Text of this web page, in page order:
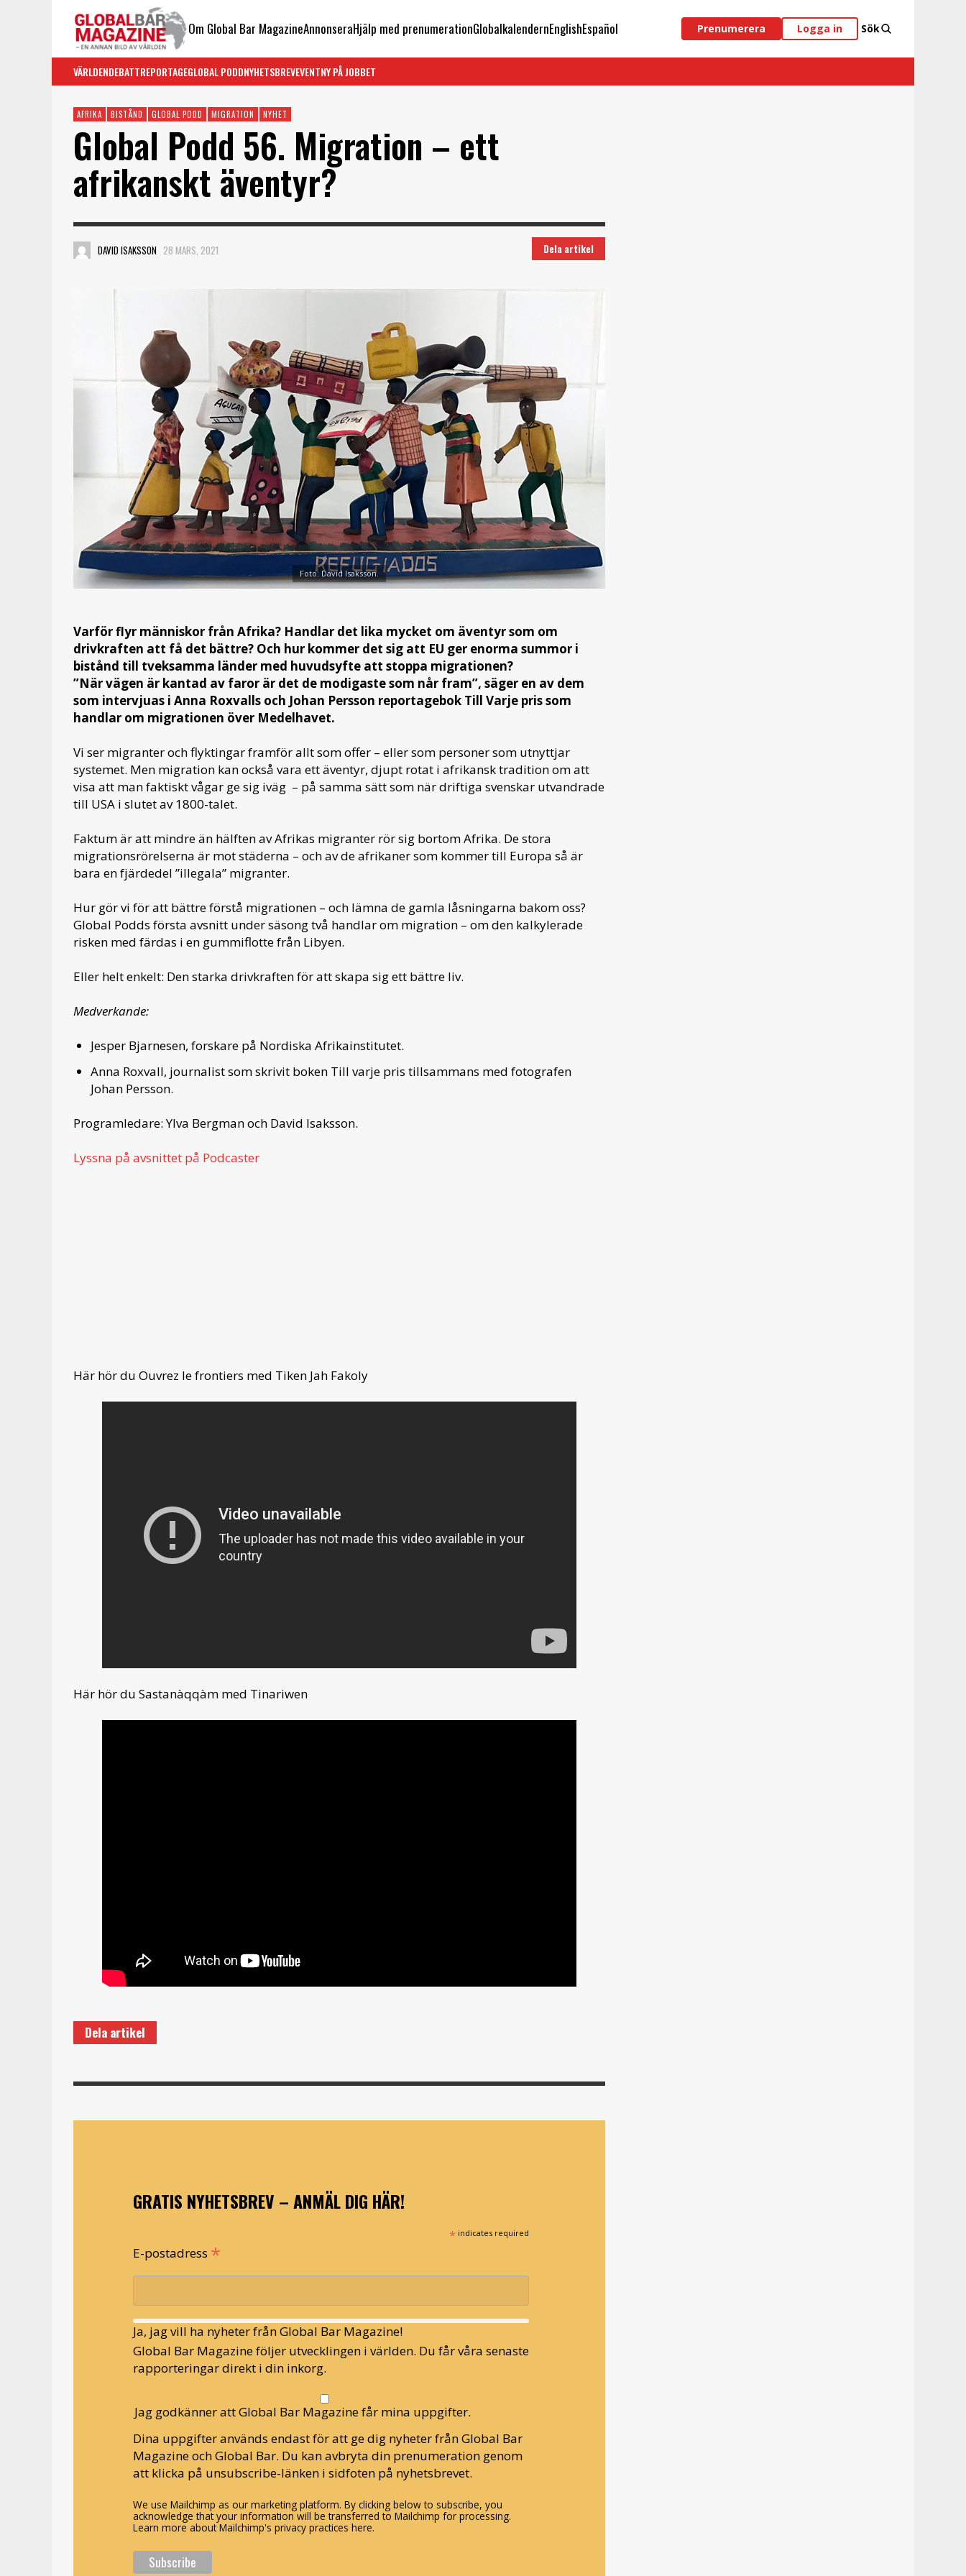
Om Global Bar MagazineAnnonseraHjälp med prenumerationGlobalkalendernEnglishEspañol Prenumerera Logga in Sök
VÄRLDENDEBATTREPORTAGEGLOBAL PODDNYHETSBREVEVENTNY PÅ JOBBET
AFRIKA BISTÅND GLOBAL PODD MIGRATION NYHET
Global Podd 56. Migration – ett
afrikanskt äventyr?
DAVID ISAKSSON 28 MARS, 2021 Dela artikel
Foto: David Isaksson.
Varför flyr människor från Afrika? Handlar det lika mycket om äventyr som om
drivkraften att få det bättre? Och hur kommer det sig att EU ger enorma summor i
bistånd till tveksamma länder med huvudsyfte att stoppa migrationen?
”När vägen är kantad av faror är det de modigaste som når fram”, säger en av dem
som intervjuas i Anna Roxvalls och Johan Persson reportagebok Till Varje pris som
handlar om migrationen över Medelhavet.
Vi ser migranter och flyktingar framför allt som offer – eller som personer som utnyttjar
systemet. Men migration kan också vara ett äventyr, djupt rotat i afrikansk tradition om att
visa att man faktiskt vågar ge sig iväg – på samma sätt som när driftiga svenskar utvandrade
till USA i slutet av 1800-talet.
Faktum är att mindre än hälften av Afrikas migranter rör sig bortom Afrika. De stora
migrationsrörelserna är mot städerna – och av de afrikaner som kommer till Europa så är
bara en fjärdedel ”illegala” migranter.
Hur gör vi för att bättre förstå migrationen – och lämna de gamla låsningarna bakom oss?
Global Podds första avsnitt under säsong två handlar om migration – om den kalkylerade
risken med färdas i en gummiflotte från Libyen.
Eller helt enkelt: Den starka drivkraften för att skapa sig ett bättre liv.
Medverkande:
Jesper Bjarnesen, forskare på Nordiska Afrikainstitutet.
Anna Roxvall, journalist som skrivit boken Till varje pris tillsammans med fotografen
Johan Persson.
Programledare: Ylva Bergman och David Isaksson.
Lyssna på avsnittet på Podcaster
Här hör du Ouvrez le frontiers med Tiken Jah Fakoly
Här hör du Sastanàqqàm med Tinariwen
Dela artikel
GRATIS NYHETSBREV – ANMÄL DIG HÄR!
* indicates required
E-postadress *
Ja, jag vill ha nyheter från Global Bar Magazine!
Global Bar Magazine följer utvecklingen i världen. Du får våra senaste
rapporteringar direkt i din inkorg.
Jag godkänner att Global Bar Magazine får mina uppgifter.
Dina uppgifter används endast för att ge dig nyheter från Global Bar
Magazine och Global Bar. Du kan avbryta din prenumeration genom
att klicka på unsubscribe-länken i sidfoten på nyhetsbrevet.
We use Mailchimp as our marketing platform. By clicking below to subscribe, you
acknowledge that your information will be transferred to Mailchimp for processing.
Learn more about Mailchimp's privacy practices here.